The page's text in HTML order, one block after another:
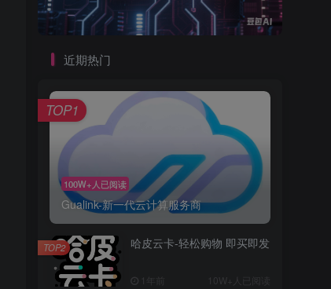
近期热门
100W+人已阅读
Gualink-新一代云计算服务商
TOP1
哈皮云卡-轻松购物 即买即发
1年前 10W+人已阅读
TOP2